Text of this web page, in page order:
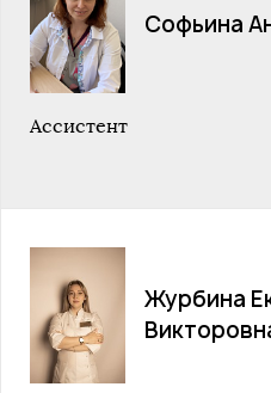
Софьина
Ассистент
Журбина